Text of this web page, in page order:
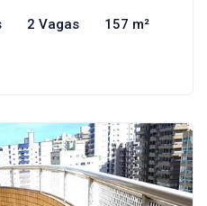
2 Vagas 157 m²